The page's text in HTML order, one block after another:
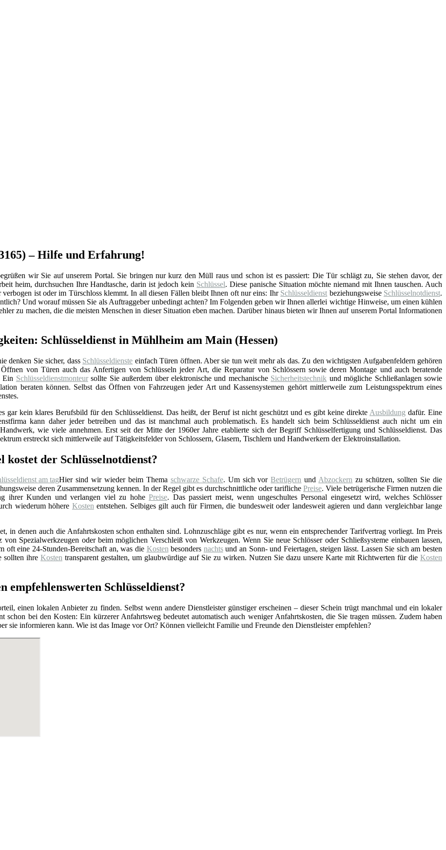
– Hilfe und Erfahrung!
wir Sie auf unserem Portal. Sie bringen nur kurz den Müll raus und schon ist es passiert: Die Tür schlägt zu, Sie stehen davor, der
heim, durchsuchen Ihre Handtasche, darin ist jedoch kein Schlüssel. Diese panische Situation möchte niemand mit Ihnen tauschen. Auch
verbogen ist oder im Türschloss klemmt. In all diesen Fällen bleibt Ihnen oft nur eins: Ihr Schlüsseldienst beziehungsweise Schlüsselnotdienst.
Und worauf müssen Sie als Auftraggeber unbedingt achten? Im Folgenden geben wir Ihnen allerlei wichtige Hinweise, um einen kühlen
zu machen, die die meisten Menschen in dieser Situation eben machen. Darüber hinaus bieten wir Ihnen auf unserem Portal Informationen
Schlüsseldienst in Mühlheim am Main (Hessen)
denken Sie sicher, dass Schlüsseldienste einfach Türen öffnen. Aber sie tun weit mehr als das. Zu den wichtigsten Aufgabenfeldern gehören
von Türen auch das Anfertigen von Schlüsseln jeder Art, die Reparatur von Schlössern sowie deren Montage und auch beratende
Ein Schlüsseldienstmonteursollte Sie außerdem über elektronische und mechanische Sicherheitstechnik und mögliche Schließanlagen sowie
beraten können. Selbst das Öffnen von Fahrzeugen jeder Art und Kassensystemen gehört mittlerweile zum Leistungsspektrum eines
gar kein klares Berufsbild für den Schlüsseldienst. Das heißt, der Beruf ist nicht geschützt und es gibt keine direkte Ausbildung dafür. Eine
kann daher jeder betreiben und das ist manchmal auch problematisch. Es handelt sich beim Schlüsseldienst auch nicht um ein
wie viele annehmen. Erst seit der Mitte der 1960er Jahre etablierte sich der Begriff Schlüsselfertigung und Schlüsseldienst. Das
erstreckt sich mittlerweile auf Tätigkeitsfelder von Schlossern, Glasern, Tischlern und Handwerkern der Elektroinstallation.
kostet der Schlüsselnotdienst?
Hier sind wir wieder beim Thema schwarze Schafe. Um sich vorBetrügern undAbzockern zu schützen, sollten Sie die
deren Zusammensetzung kennen. In der Regel gibt es durchschnittliche oder tarifliche Preise. Viele betrügerische Firmen nutzen die
ihrer Kunden und verlangen viel zu hohe Preise. Das passiert meist, wenn ungeschultes Personal eingesetzt wird, welches Schlösser
wiederum höhere Kostenentstehen. Selbiges gilt auch für Firmen, die bundesweit oder landesweit agieren und dann vergleichbar lange
in denen auch die Anfahrtskosten schon enthalten sind. Lohnzuschläge gibt es nur, wenn ein entsprechender Tarifvertrag vorliegt. Im Preis
Spezialwerkzeugen oder beim möglichen Verschleiß von Werkzeugen. Wenn Sie neue Schlösser oder Schließsysteme einbauen lassen,
oft eine 24-Stunden-Bereitschaft an, was die Kostenbesonders nachtsund an Sonn- und Feiertagen, steigen lässt. Lassen Sie sich am besten
sollten ihre Kosten transparent gestalten, um glaubwürdige auf Sie zu wirken. Nutzen Sie dazu unsere Karte mit Richtwerten für die Kosten
Schlüsseldienst?
einen lokalen Anbieter zu finden. Selbst wenn andere Dienstleister günstiger erscheinen – dieser Schein trügt manchmal und ein lokaler
bei den Kosten: Ein kürzerer Anfahrtsweg bedeutet automatisch auch weniger Anfahrtskosten, die Sie tragen müssen. Zudem haben
sie informieren kann. Wie ist das Image vor Ort? Können vielleicht Familie und Freunde den Dienstleister empfehlen?